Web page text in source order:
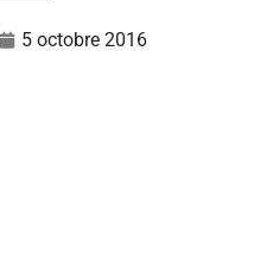
5 octobre 2016